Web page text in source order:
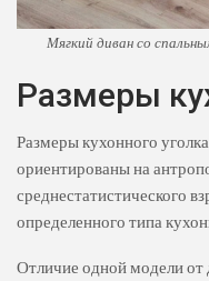
Мягкий диван со
Размеры
Размеры кухонного
ориентированы на
среднестатистического
определенного типа
Отличие одной модели от